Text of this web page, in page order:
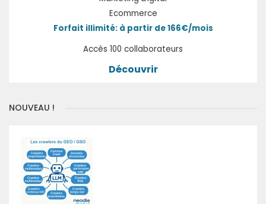
Ecommerce
Forfait illimité: à partir de 166€/mois
Accès 100 collaborateurs
Découvrir
NOUVEAU !